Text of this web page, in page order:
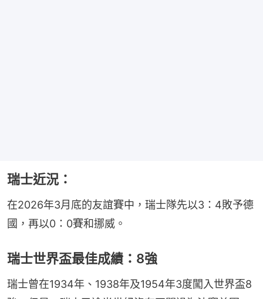
瑞士近況：
在2026年3月底的友誼賽中，瑞士隊先以3：4敗予德
國，再以0：0賽和挪威。
瑞士世界盃最佳成績：8強
瑞士曾在1934年、1938年及1954年3度闖入世界盃8